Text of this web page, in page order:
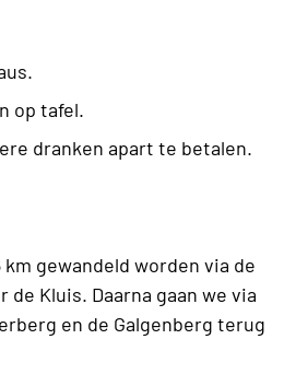
op tafel.
dranken apart te betalen.
km gewandeld worden via de
de Kluis. Daarna gaan we via
en de Galgenberg terug